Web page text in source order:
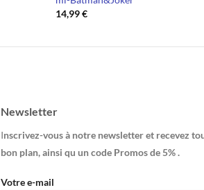
14,99€
Newsletter
Inscrivez-vous à notre newsletter et recevez
bon plan, ainsi qu un code Promos de 5% .
Votre e-mail